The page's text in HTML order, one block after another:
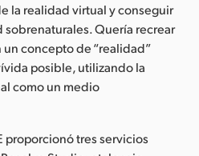
la realidad virtual y conseguir
Quería recrear
concepto de “realidad”
posible, utilizando la
como un medio
proporcionó tres servicios